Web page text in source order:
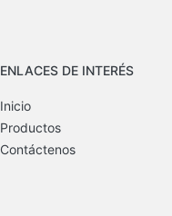
ENLACES DE INTERÉS
Inicio
Productos
Contáctenos